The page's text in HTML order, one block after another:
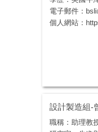
電子郵件：
個人網站：
設計製造組-
職稱：助理教